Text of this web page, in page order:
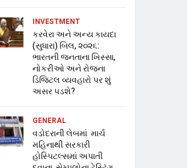
INVESTMENT
કરવેરા અને અન્ય કાયદા
(સુધારા) બિલ, ૨૦૨૬:
ભારતની જનતાના ખિસ્સા,
નોકરીઓ અને રોજના
ડિજિટલ વ્યવહારો પર શું
અસર પડશે?
GENERAL
વડોદરાની લેબમાં માર્ચ
મહિનાથી સરકારી
હોસ્પિટલ્સમાં અપાતી